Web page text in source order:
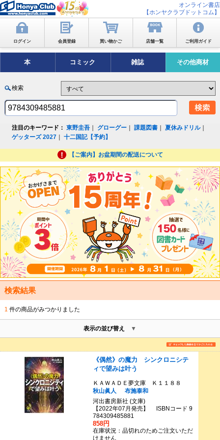
オンライン書店
【ホンヤクラブドットコム】
ログイン 会員登録 買い物かご 店舗一覧 ご利用ガイド
本 コミック 雑誌 その他商材
検索
注目のキーワード： 東野圭吾 グローグー ｜課題図書 ｜夏休みドリル｜
ゲッターズ 2027 ｜十二国記【予約】
【ご案内】お盆期間の配送について
検索結果
1 件の商品がみつかりました
表示の並び替え
《偶然》の魔力 シンクロニシテ
ィで望みは叶う
ＫＡＷＡＤＥ夢文庫 Ｋ１１８８
秋山眞人
布施泰和
河出書房新社 (文庫)
【2022年07月発売】 ISBNコード 9
784309485881
858円
在庫状況：品切れのためご注文いただ
けません